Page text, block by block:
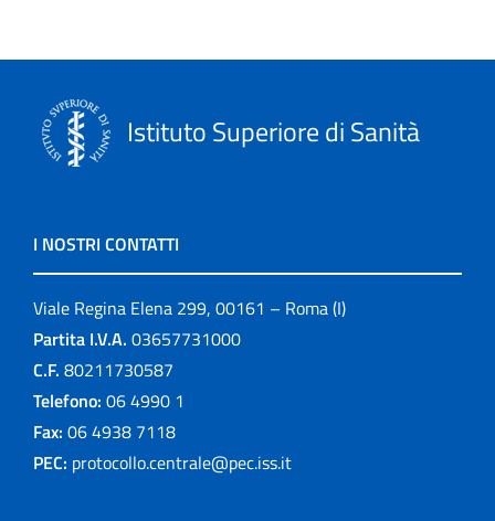
Istituto Superiore di Sanità
I NOSTRI CONTATTI
Viale Regina Elena 299, 00161 – Roma (I)
Partita I.V.A. 03657731000
C.F. 80211730587
Telefono: 06 4990 1
Fax: 06 4938 7118
PEC: protocollo.centrale@pec.iss.it